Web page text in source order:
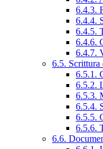
6.4.3.
6.4.4.
6.4.5.
6.4.6.
6.4.7.
6.5. Scrittura
6.5.1.
6.5.2.
6.5.3.
6.5.4.
6.5.5.
6.5.6.
6.6.